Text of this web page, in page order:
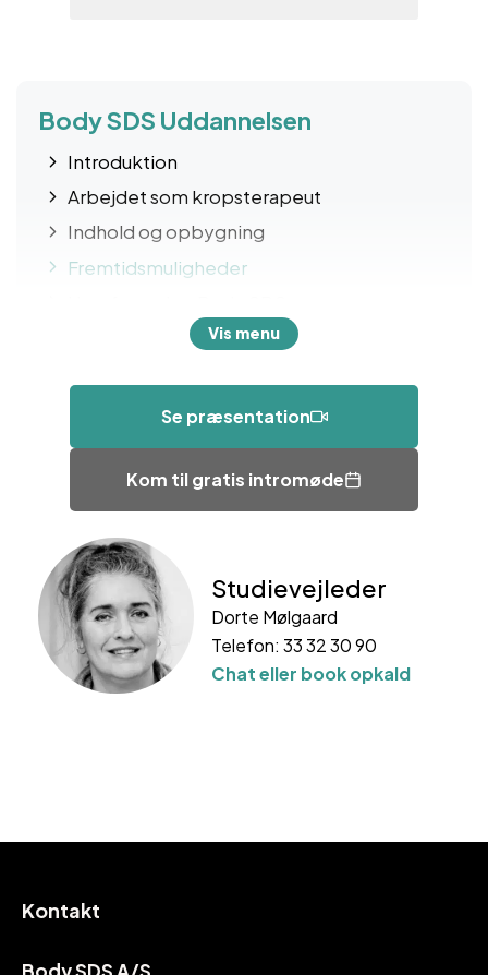
Body SDS Uddannelsen
Introduktion
Arbejdet som kropsterapeut
Indhold og opbygning
Fremtidsmuligheder
Pris og betaling
Brochure og videopræsentation
Holdstart og tilmelding
Hyppige spørgsmål
Vis menu
Se præsentation
Kom til gratis intromøde
Studievejleder
Dorte Mølgaard
Telefon: 33 32 30 90
Chat eller book opkald
Kontakt